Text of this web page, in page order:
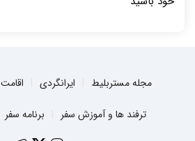
مجله مستربلیط ایرانگردی اقامت
ترفند ها و آموزش سفر برنامه سفر